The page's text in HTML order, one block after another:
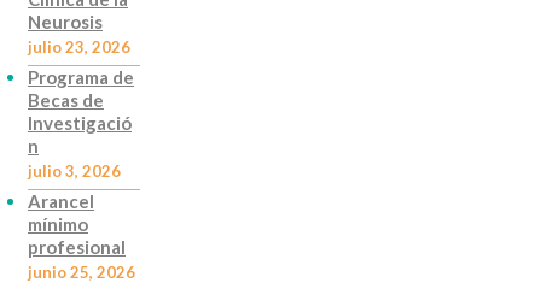
Neurosis
julio 23, 2026
Programa de
Becas de
Investigació
n
julio 3, 2026
Arancel
mínimo
profesional
junio 25, 2026